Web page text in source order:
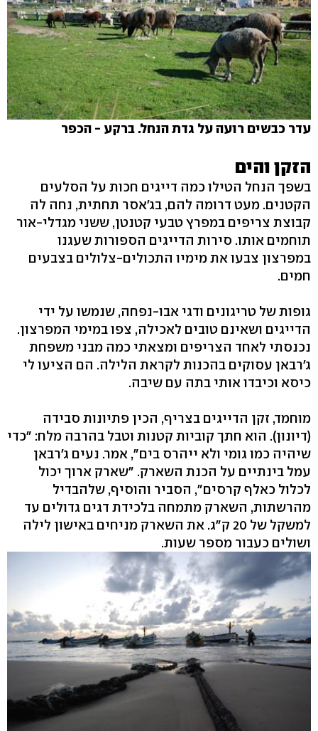
עדר כבשים רועה על גדת הנחל. ברקע - הכפר
הזקן והים
בשפך הנחל הטילו כמה דייגים חכות על הסלעים
הקטנים. מעט דרומה להם, בג'אסר תחתית, נחה לה
קבוצת צריפים במפרץ טבעי קטנטן, ששני מגדלי-אור
תוחמים אותו. סירות הדייגים הספורות שעגנו
במפרצון צבעו את מימיו התכולים-צלולים בצבעים
חמים.
גופות של טריגונים ודגי אבו-נפחה, שנמשו על ידי
הדייגים ושאינם טובים לאכילה, צפו במימי המפרצון.
נכנסתי לאחד הצריפים ומצאתי כמה מבני משפחת
ג'רבאן עסוקים בהכנות לקראת הלילה. הם הציעו לי
כיסא וכיבדו אותי בתה עם שיבה.
מוחמד, זקן הדייגים בצריף, הכין פתיונות סבידה
(דיונון). הוא חתך קוביות קטנות וטבל בהרבה מלח: "כדי
שיהיה כמו גומי ולא ייהרס בים", אמר. נעים ג'רבאן
עמל בינתיים על הכנת השארק. "שארק ארוך יכול
לכלול כאלף קרסים", הסביר והוסיף, שלהבדיל
מהרשתות, השארק מתמחה בלכידת דגים גדולים עד
למשקל של 20 ק"ג. את השארק מניחים באישון לילה
ושולים כעבור מספר שעות.